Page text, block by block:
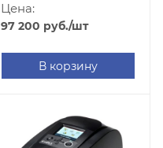
Цена:
97 200 руб./шт
В корзину